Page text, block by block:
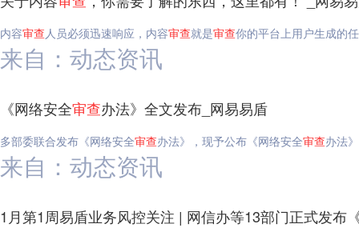
内容审查人员必须迅速响应，内容审查就是审查你的平台上用户生成的
来自：动态资讯
《网络安全审查办法》全文发布_网易易盾
多部委联合发布《网络安全审查办法》，现予公布《网络安全审查办法
来自：动态资讯
1月第1周易盾业务风控关注 | 网信办等13部门正式发布